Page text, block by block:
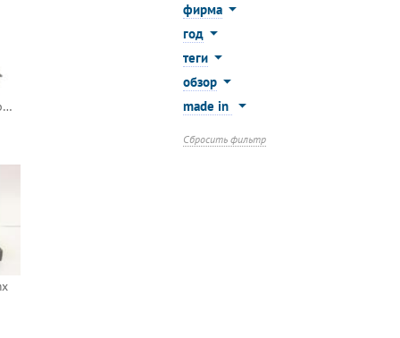
Ibm thinkpad 701c butterfly
фирма
год
теги
обзор
made in
Сбросить фильтр